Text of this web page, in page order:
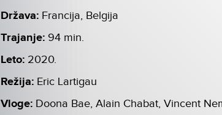
Država: Francija, Belgija
Trajanje: 94 min.
Leto: 2020.
Režija: Eric Lartigau
Vloge: Doona Bae, Alain Chabat, Vincent